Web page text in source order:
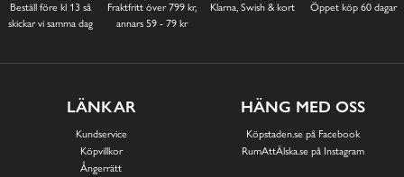
Beställ före kl 13 så
skickar vi samma dag
Fraktfritt över 799 kr,
annars 59 - 79 kr
Klarna, Swish & kort Öppet köp 60 dagar
LÄNKAR
Kundservice
Köpvillkor
Ångerrätt
HÄNG MED OSS
Köpstaden.se på Facebook
RumAttÄlska.se på Instagram